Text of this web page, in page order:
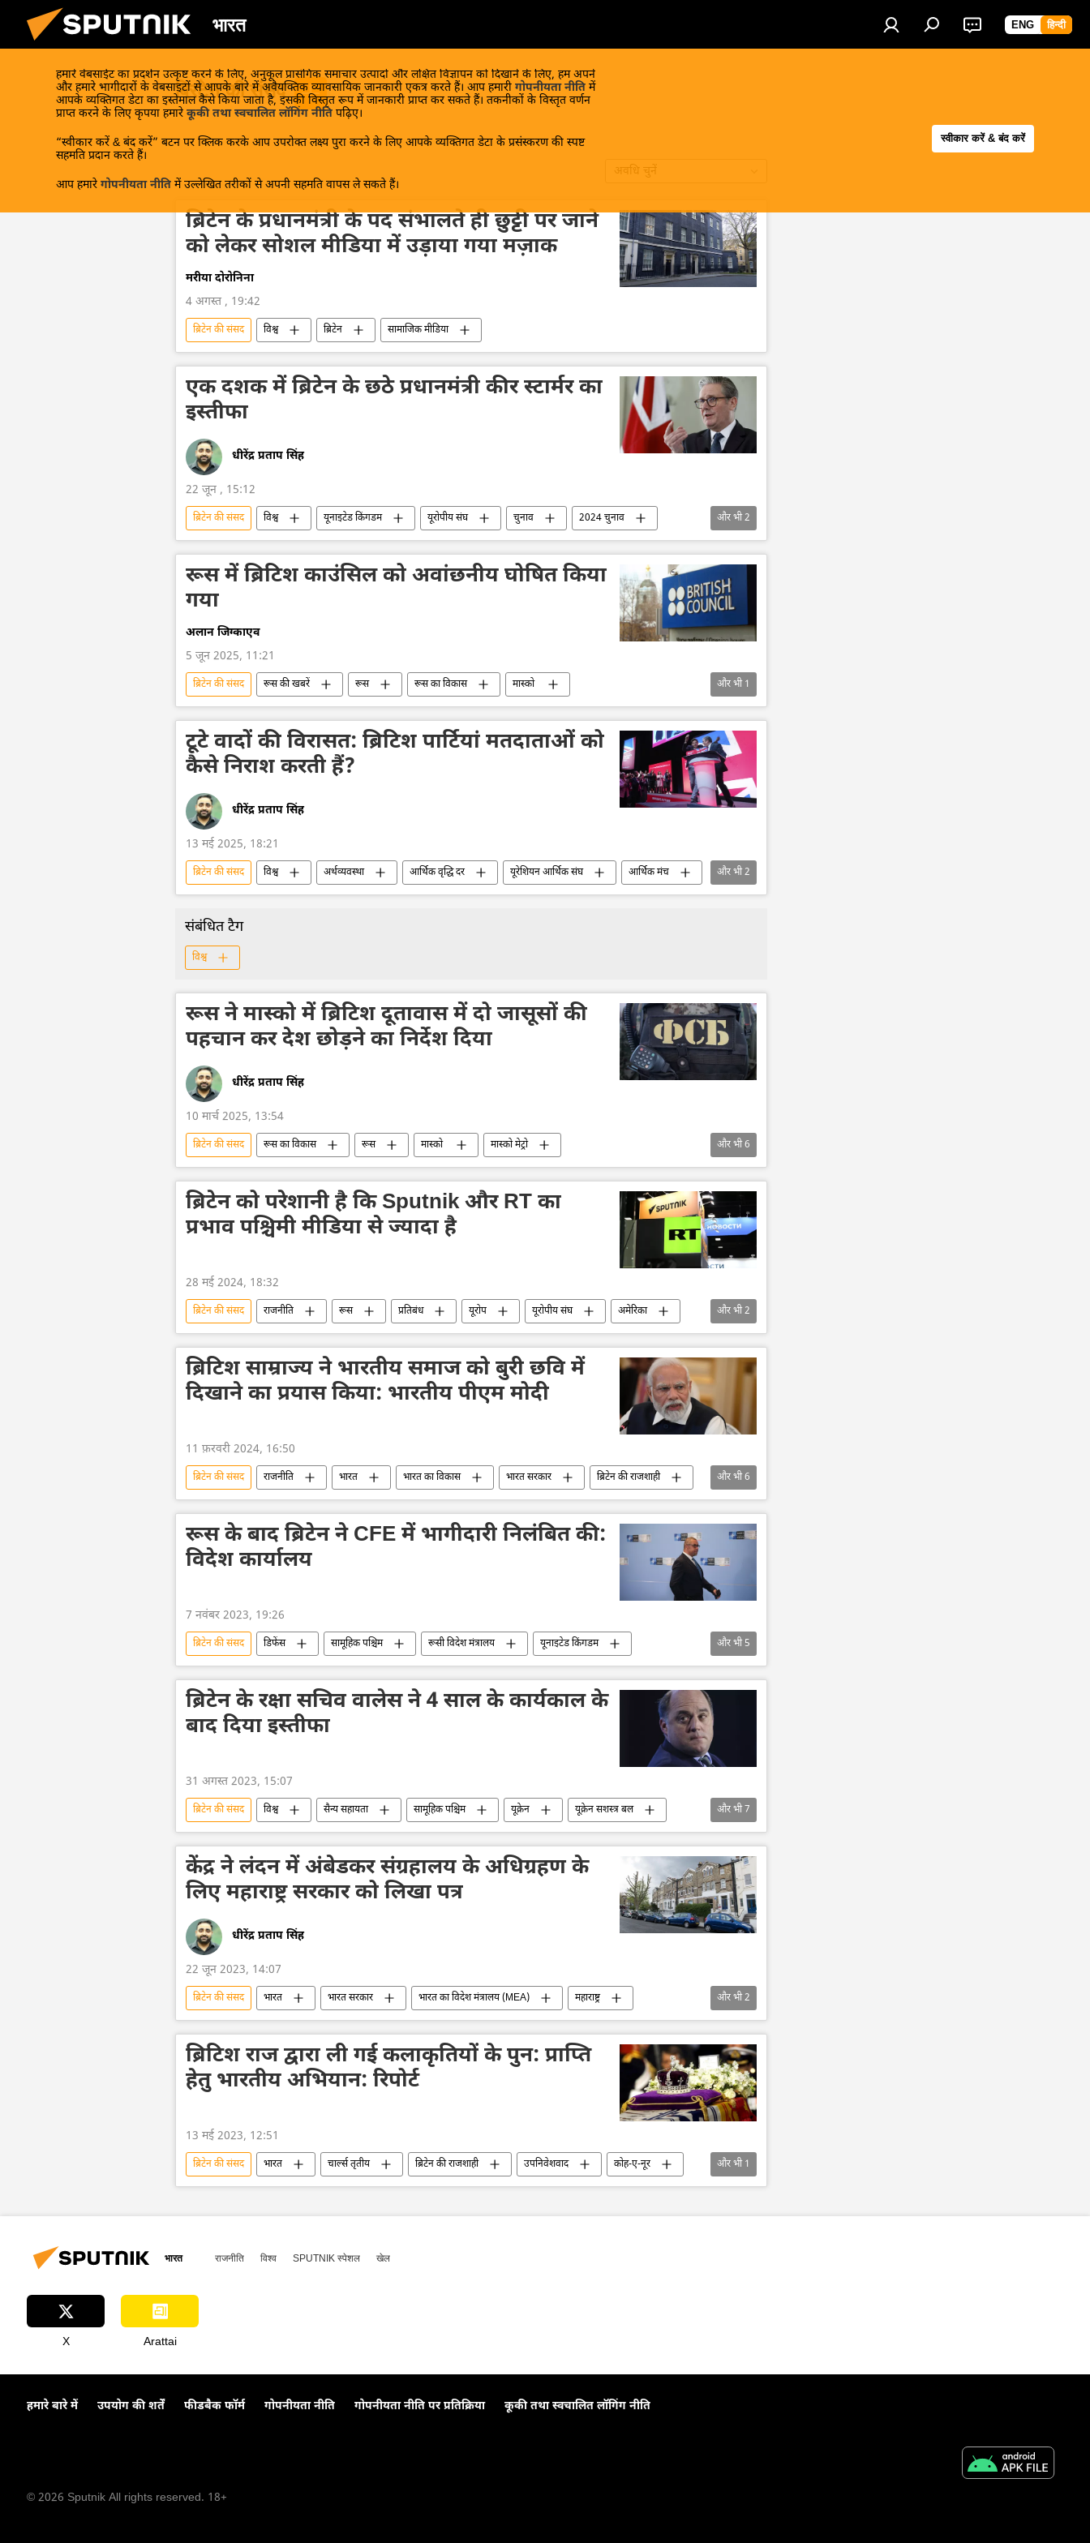
भारत ENG हिन्दी
हमारे वेबसाईट का प्रदर्शन उत्कृष्ट करने के लिए, अनुकूल प्रासंगिक समाचार उत्पादों और लक्षित विज्ञापन को दिखाने के लिए, हम अपने
और हमारे भागीदारों के वेबसाइटों से आपके बारे में अवैयक्तिक व्यावसायिक जानकारी एकत्र करते हैं। आप हमारी गोपनीयता नीति में
आपके व्यक्तिगत डेटा का इस्तेमाल कैसे किया जाता है, इसकी विस्तृत रूप में जानकारी प्राप्त कर सकते हैं। तकनीकों के विस्तृत वर्णन
प्राप्त करने के लिए कृपया हमारे कूकी तथा स्वचालित लॉगिंग नीति पढ़िए।
“स्वीकार करें & बंद करें” बटन पर क्लिक करके आप उपरोक्त लक्ष्य पुरा करने के लिए आपके व्यक्तिगत डेटा के प्रसंस्करण की स्पष्ट
सहमति प्रदान करते हैं।
आप हमारे गोपनीयता नीति में उल्लेखित तरीकों से अपनी सहमति वापस ले सकते हैं।
स्वीकार करें & बंद करें
ब्रिटेन की संसद
अवधि चुनें
ब्रिटेन के प्रधानमंत्री के पद संभालते ही छुट्टी पर जाने
को लेकर सोशल मीडिया में उड़ाया गया मज़ाक
मरीया दोरोनिना
4 अगस्त , 19:42
ब्रिटेन की संसद विश्व ब्रिटेन सामाजिक मीडिया
एक दशक में ब्रिटेन के छठे प्रधानमंत्री कीर स्टार्मर का
इस्तीफा
धीरेंद्र प्रताप सिंह
22 जून , 15:12
ब्रिटेन की संसद विश्व यूनाइटेड किंगडम यूरोपीय संघ चुनाव
2024 चुनाव
ब्रिटेन
ब्रिटेन की राजशाही
और भी2
रूस में ब्रिटिश काउंसिल को अवांछनीय घोषित किया
गया
अलान जिग्काएव
5 जून 2025, 11:21
ब्रिटेन की संसद रूस की खबरें रूस रूस का विकास
मास्को
रूसी संघीय सुरक्षा सेवा (एफएसबी)
और भी1
टूटे वादों की विरासत: ब्रिटिश पार्टियां मतदाताओं को
कैसे निराश करती हैं?
धीरेंद्र प्रताप सिंह
13 मई 2025, 18:21
ब्रिटेन की संसद विश्व अर्थव्यवस्था आर्थिक वृद्धि दर यूरेशियन आर्थिक संघ
आर्थिक मंच
आर्थिक संकट
बोरिस जॉनसन
और भी2
संबंधित टैग
विश्व
रूस ने मास्को में ब्रिटिश दूतावास में दो जासूसों की
पहचान कर देश छोड़ने का निर्देश दिया
धीरेंद्र प्रताप सिंह
10 मार्च 2025, 13:54
ब्रिटेन की संसद रूस का विकास रूस मास्को
मास्को मेट्रो
मास्को राष्ट्रीय विश्वविद्यालय (MSU)
रूस की खबरें रूसी संघीय सुरक्षा सेवा (एफएसबी)
आतंकवाद
आतंकवाद विरोधी दस्ता
आतंकवादी
और भी6
ब्रिटेन को परेशानी है कि Sputnik और RT का
प्रभाव पश्चिमी मीडिया से ज्यादा है
28 मई 2024, 18:32
ब्रिटेन की संसद राजनीति रूस प्रतिबंध यूरोप यूरोपीय संघ
अमेरिका
सामाजिक मीडिया
रूसी पत्रकार
और भी2
ब्रिटिश साम्राज्य ने भारतीय समाज को बुरी छवि में
दिखाने का प्रयास किया: भारतीय पीएम मोदी
11 फ़रवरी 2024, 16:50
ब्रिटेन की संसद राजनीति भारत भारत का विकास भारत सरकार
ब्रिटेन की राजशाही
सामूहिक पश्चिम
संस्कृति संरक्षण भारत की संसद भारतीय संस्कृति
नरेन्द्र मोदी
गुजरात
और भी6
रूस के बाद ब्रिटेन ने CFE में भागीदारी निलंबित की:
विदेश कार्यालय
7 नवंबर 2023, 19:26
ब्रिटेन की संसद डिफेंस सामूहिक पश्चिम रूसी विदेश मंत्रालय
यूनाइटेड किंगडम
यूरोपीय संघ
यूरोपीय सुरक्षा एवं सहयोग संगठन यूरोप रूस पेरिस
और भी5
ब्रिटेन के रक्षा सचिव वालेस ने 4 साल के कार्यकाल के
बाद दिया इस्तीफा
31 अगस्त 2023, 15:07
ब्रिटेन की संसद विश्व सैन्य सहायता सामूहिक पश्चिम यूक्रेन
यूक्रेन सशस्त्र बल
यूक्रेन का जवाबी हमला
नाटो ऋषि सुनक हथियारों की आपूर्ति
राष्ट्रीय सुरक्षा
बेन वालेस
ग्रांट शाप्स
और भी7
केंद्र ने लंदन में अंबेडकर संग्रहालय के अधिग्रहण के
लिए महाराष्ट्र सरकार को लिखा पत्र
धीरेंद्र प्रताप सिंह
22 जून 2023, 14:07
ब्रिटेन की संसद भारत भारत सरकार भारत का विदेश मंत्रालय (MEA)
महाराष्ट्र
यूनाइटेड किंगडम
ऑफबीट
और भी2
ब्रिटिश राज द्वारा ली गई कलाकृतियों के पुन: प्राप्ति
हेतु भारतीय अभियान: रिपोर्ट
13 मई 2023, 12:51
ब्रिटेन की संसद भारत चार्ल्स तृतीय ब्रिटेन की राजशाही उपनिवेशवाद
कोह-ए-नूर
विश्व
और भी1
भारत राजनीति विश्व SPUTNIK स्पेशल खेल
X Arattai
हमारे बारे में उपयोग की शर्तें फीडबैक फॉर्म गोपनीयता नीति गोपनीयता नीति पर प्रतिक्रिया कूकी तथा स्वचालित लॉगिंग नीति
© 2026 Sputnik All rights reserved. 18+